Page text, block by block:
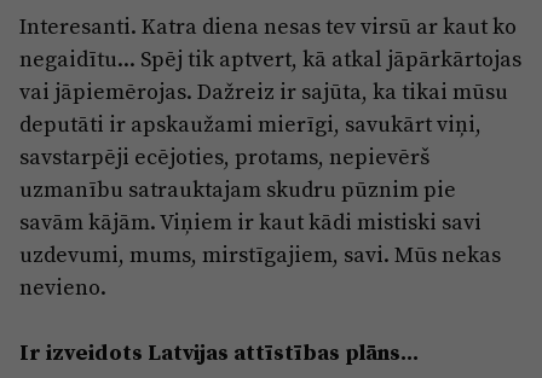
Interesanti. Katra diena nesas tev virsū ar kaut ko
negaidītu... Spēj tik aptvert, kā atkal jāpārkārtojas
vai jāpiemērojas. Dažreiz ir sajūta, ka tikai mūsu
deputāti ir apskaužami mierīgi, savukārt viņi,
savstarpēji ecējoties, protams, nepievērš
uzmanību satrauktajam skudru pūznim pie
savām kājām. Viņiem ir kaut kādi mistiski savi
uzdevumi, mums, mirstīgajiem, savi. Mūs nekas
nevieno.
Ir izveidots Latvijas attīstības plāns...